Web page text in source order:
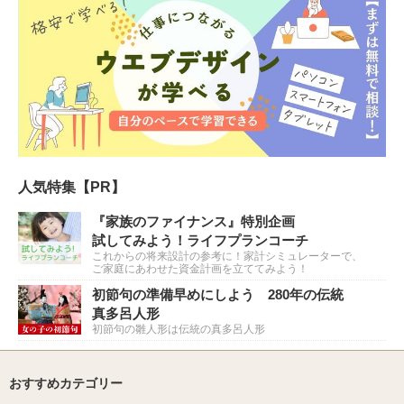
人気特集【PR】
『家族のファイナンス』特別企画
試してみよう！ライフプランコーチ
これからの将来設計の参考に！家計シミュレーターで、
ご家庭にあわせた資金計画を立ててみよう！
初節句の準備早めにしよう 280年の伝統
真多呂人形
初節句の雛人形は伝統の真多呂人形
おすすめカテゴリー